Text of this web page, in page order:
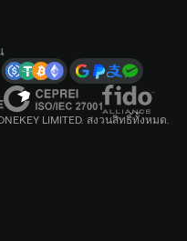
LIMITED. สงวนสิทธิ์ทั้งหมด.